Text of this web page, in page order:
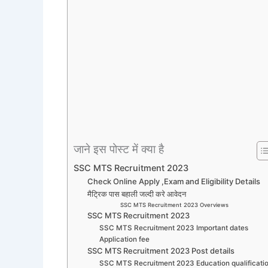
जाने इस पोस्ट में क्या है
SSC MTS Recruitment 2023
Check Online Apply ,Exam and Eligibility Details
मैट्रिक पास बहाली जल्दी करे आवेदन
SSC MTS Recruitment 2023 Overviews
SSC MTS Recruitment 2023
SSC MTS Recruitment 2023 Important dates
Application fee
SSC MTS Recruitment 2023 Post details
SSC MTS Recruitment 2023 Education